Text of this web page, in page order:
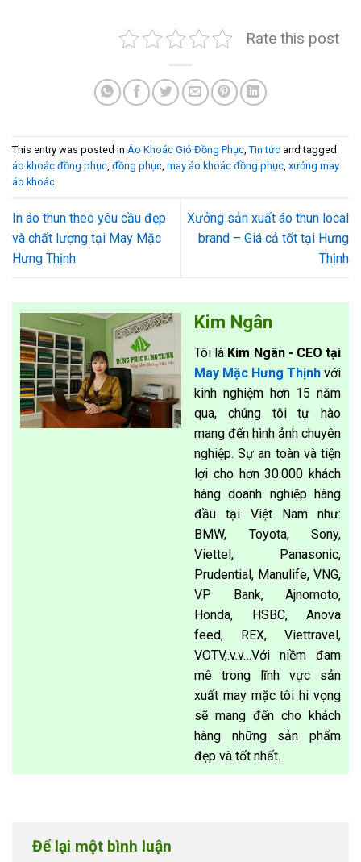
Rate this post
This entry was posted in Áo Khoác Gió Đồng Phục Tin tức and tagged
áo khoác đồng phục đồng phục may áo khoác đồng phục xưởng may
áo khoác
In áo thun theo yêu cầu đẹp
và chất lượng tại May Mặc
Hưng Thịnh
Xưởng sản xuất áo thun local
brand – Giá cả tốt tại Hưng
Thịnh
Kim Ngân
Tôi là Kim Ngân - CEO tại
May Mặc Hưng Thịnh với
kinh nghiệm hơn 15 năm
qua, chúng tôi tự hào
mang đến hình ảnh chuyên
nghiệp. Sự an toàn và tiện
lợi cho hơn 30.000 khách
hàng doanh nghiệp hàng
đầu tại Việt Nam như:
BMW, Toyota, Sony,
Viettel, Panasonic,
Prudential, Manulife, VNG,
VP Bank, Ajnomoto,
Honda, HSBC, Anova
feed, REX, Viettravel,
VOTV,.v.v…Với niềm đam
mê trong lĩnh vực sản
xuất may mặc tôi hi vọng
sẽ mang đến cho khách
hàng những sản phẩm
đẹp và tốt nhất.
Để lại một bình luận